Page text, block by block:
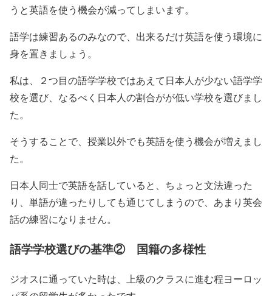
うと英語を使う機会が減ってしまいます。
語学は練習あるのみなので、出来るだけ英語を使う環境に
身を置きましょう。
私は、２つ目の語学学校ではあえて日本人が少ない語学学
校を選び、なるべく日本人の割合がが低い学校を選びまし
た。
そうすることで、授業以外でも英語を使う機会が増えまし
た。
日本人同士で英語を話していると、ちょっと文法違った
り、単語が違ったりしても通じてしまうので、あまり英会
話の練習になりません。
語学学校選びの基準② 国籍の多様性
ジオスに通っていた時は、上級のクラスに進む程ヨーロッ